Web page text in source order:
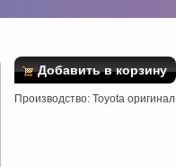
Добавить в корзину
Производство: Toyota оригинал